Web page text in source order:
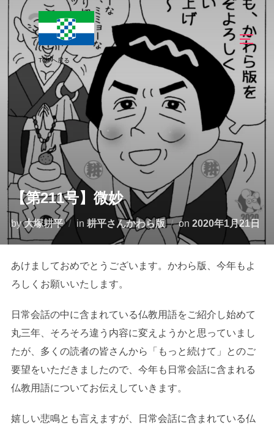
コ
ツ
ス
サイド
【第211号】微妙
by大塚耕平 in 耕平さんかわら版 on 投
稿
2020年1月21日
あけましておめでとうございます。かわら版、今年もよ
ろしくお願いいたします。
日常会話の中に含まれている仏教用語をご紹介し始めて
丸三年、そろそろ違う内容に変えようかと思っていまし
たが、多くの読者の皆さんから「もっと続けて」とのご
要望をいただきましたので、今年も日常会話に含まれる
仏教用語についてお伝えしていきます。
嬉しい悲鳴とも言えますが、日常会話に含まれている仏